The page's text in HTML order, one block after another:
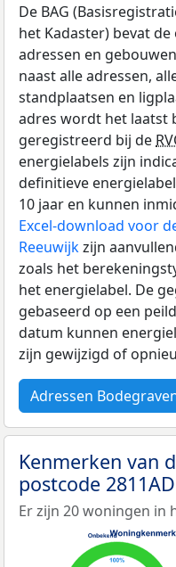
De BAG
het Kadaster) bevat
adressen en
naast alle adressen,
standplaatsen en
adres wordt het laatst
geregistreerd bij de
energielabels zijn
definitieve
10 jaar en kunnen
Excel-download voor
Reeuwijkzijn
zoals het
het energielabel. De
gebaseerd op een
datum kunnen
zijn gewijzigd of
Adressen
Kenmerken van
postcode 2811AD
Er zijn 20 woningen in